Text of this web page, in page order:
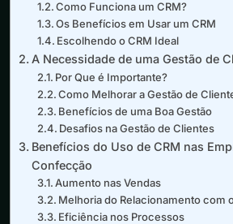
Como Funciona um CRM?
Os Benefícios em Usar um CRM
Escolhendo o CRM Ideal
A Necessidade de uma Gestão de
Por Que é Importante?
Como Melhorar a Gestão de
Benefícios de uma Boa Gestão
Desafios na Gestão de Clientes
Benefícios do Uso de CRM nas
Confecção
Aumento nas Vendas
Melhoria do Relacionamento com
Eficiência nos Processos